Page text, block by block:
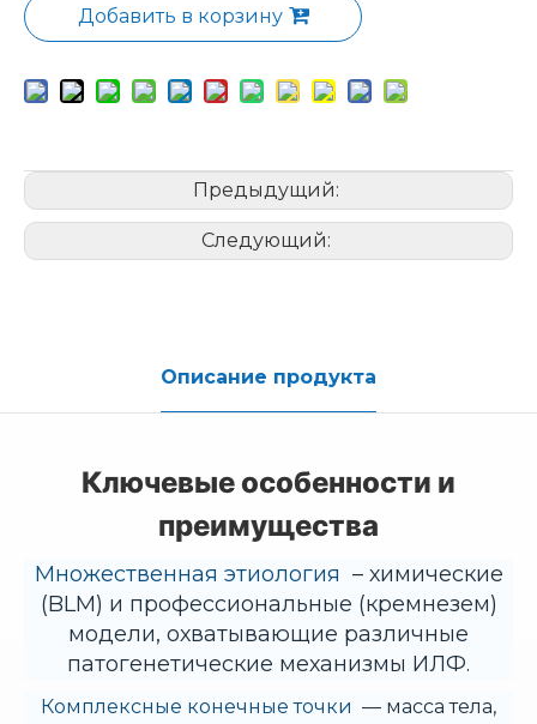
Добавить в корзину
Предыдущий:
Следующий:
Описание продукта
Ключевые особенности и
преимущества
Множественная этиология – химические
(BLM) и профессиональные (кремнезем)
модели, охватывающие различные
патогенетические механизмы ИЛФ.
Комплексные конечные точки — масса тела,